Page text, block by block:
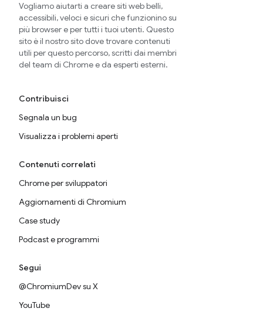
Vogliamo aiutarti a creare siti web belli,
accessibili, veloci e sicuri che funzionino su
più browser e per tutti i tuoi utenti. Questo
sito è il nostro sito dove trovare contenuti
utili per questo percorso, scritti dai membri
del team di Chrome e da esperti esterni.
Contribuisci
Segnala un bug
Visualizza i problemi aperti
Contenuti correlati
Chrome per sviluppatori
Aggiornamenti di Chromium
Case study
Podcast e programmi
Segui
@ChromiumDev su X
YouTube